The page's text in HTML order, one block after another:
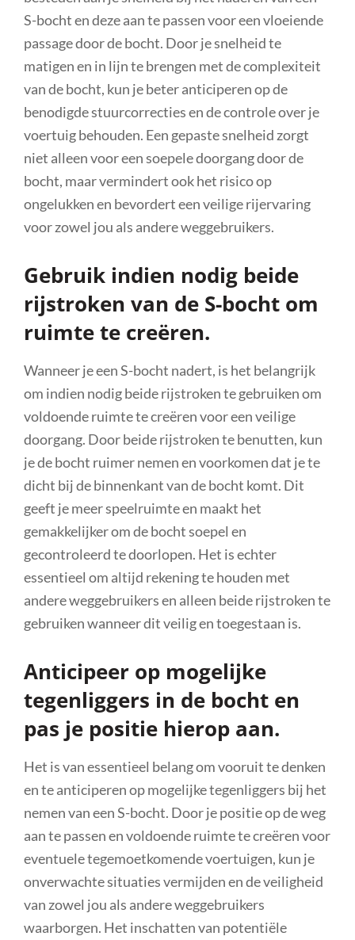
S-bocht en deze aan te passen voor een vloeiende
passage door de bocht. Door je snelheid te
matigen en in lijn te brengen met de complexiteit
van de bocht, kun je beter anticiperen op de
benodigde stuurcorrecties en de controle over je
voertuig behouden. Een gepaste snelheid zorgt
niet alleen voor een soepele doorgang door de
bocht, maar vermindert ook het risico op
ongelukken en bevordert een veilige rijervaring
voor zowel jou als andere weggebruikers.
Gebruik indien nodig beide
rijstroken van de S-bocht om
ruimte te creëren.
Wanneer je een S-bocht nadert, is het belangrijk
om indien nodig beide rijstroken te gebruiken om
voldoende ruimte te creëren voor een veilige
doorgang. Door beide rijstroken te benutten, kun
je de bocht ruimer nemen en voorkomen dat je te
dicht bij de binnenkant van de bocht komt. Dit
geeft je meer speelruimte en maakt het
gemakkelijker om de bocht soepel en
gecontroleerd te doorlopen. Het is echter
essentieel om altijd rekening te houden met
andere weggebruikers en alleen beide rijstroken te
gebruiken wanneer dit veilig en toegestaan is.
Anticipeer op mogelijke
tegenliggers in de bocht en
pas je positie hierop aan.
Het is van essentieel belang om vooruit te denken
en te anticiperen op mogelijke tegenliggers bij het
nemen van een S-bocht. Door je positie op de weg
aan te passen en voldoende ruimte te creëren voor
eventuele tegemoetkomende voertuigen, kun je
onverwachte situaties vermijden en de veiligheid
van zowel jou als andere weggebruikers
waarborgen. Het inschatten van potentiële